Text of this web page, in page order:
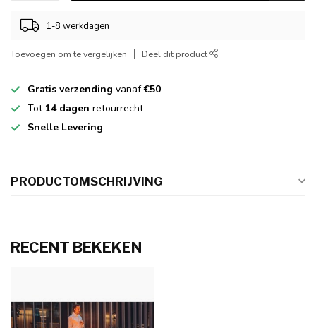
1-8 werkdagen
Toevoegen om te vergelijken Deel dit product
Gratis verzending vanaf€50
Tot 14 dagen retourrecht
Snelle Levering
PRODUCTOMSCHRIJVING
RECENT BEKEKEN